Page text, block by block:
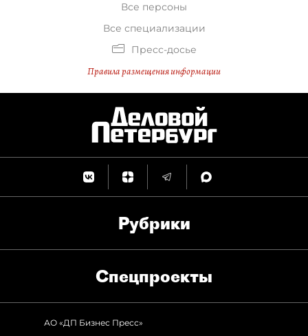
Все персоны
Все специализации
Пресс-досье
Правила размещения информации
Рубрики
Спец­проекты
АО «ДП Бизнес Пресс»